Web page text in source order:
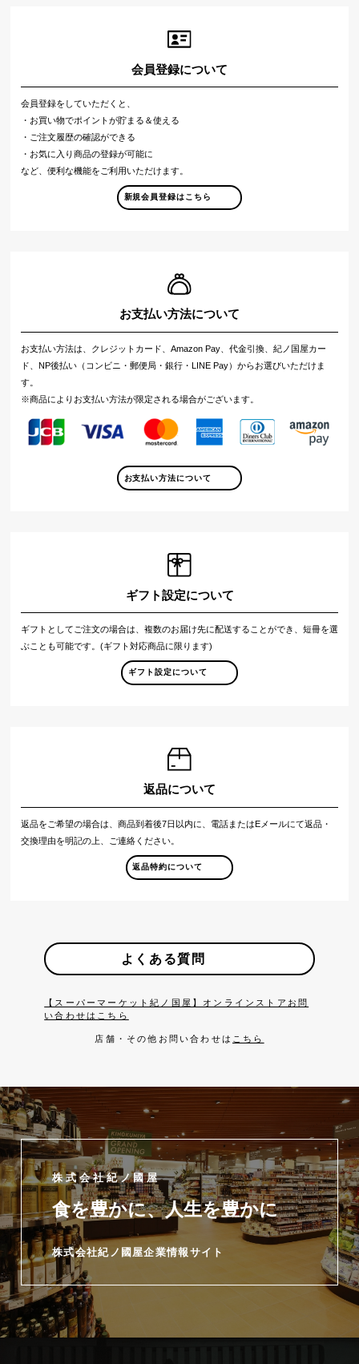
会員登録について
会員登録をしていただくと、
・お買い物でポイントが貯まる＆使える
・ご注文履歴の確認ができる
・お気に入り商品の登録が可能に
など、便利な機能をご利用いただけます。
新規会員登録はこちら
お支払い方法について
お支払い方法は、クレジットカード、Amazon Pay、代金引換、紀ノ国屋カー
ド、NP後払い（コンビニ・郵便局・銀行・LINE Pay）からお選びいただけま
す。
※商品によりお支払い方法が限定される場合がございます。
お支払い方法について
ギフト設定について
ギフトとしてご注文の場合は、複数のお届け先に配送することができ、短冊を選
ぶことも可能です。(ギフト対応商品に限ります)
ギフト設定について
返品について
返品をご希望の場合は、商品到着後7日以内に、電話またはEメールにて返品・
交換理由を明記の上、ご連絡ください。
返品特約について
よくある質問
【スーパーマーケット紀ノ国屋】オンラインストアお問
い合わせはこちら
店舗・その他お問い合わせは こちら
株式会社紀ノ國屋
食を豊かに、人生を豊かに
株式会社紀ノ國屋企業情報サイト